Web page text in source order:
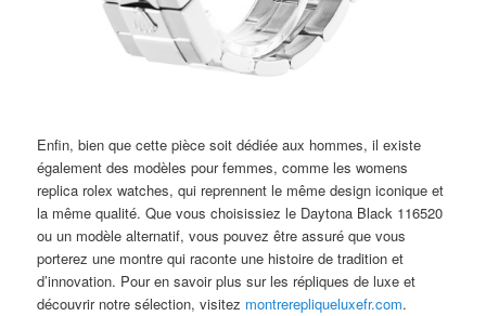
Enfin, bien que cette pièce soit dédiée aux hommes, il existe
également des modèles pour femmes, comme les womens
replica rolex watches, qui reprennent le même design iconique et
la même qualité. Que vous choisissiez le Daytona Black 116520
ou un modèle alternatif, vous pouvez être assuré que vous
porterez une montre qui raconte une histoire de tradition et
d’innovation. Pour en savoir plus sur les répliques de luxe et
découvrir notre sélection, visitez montrerepliqueluxefr.com.